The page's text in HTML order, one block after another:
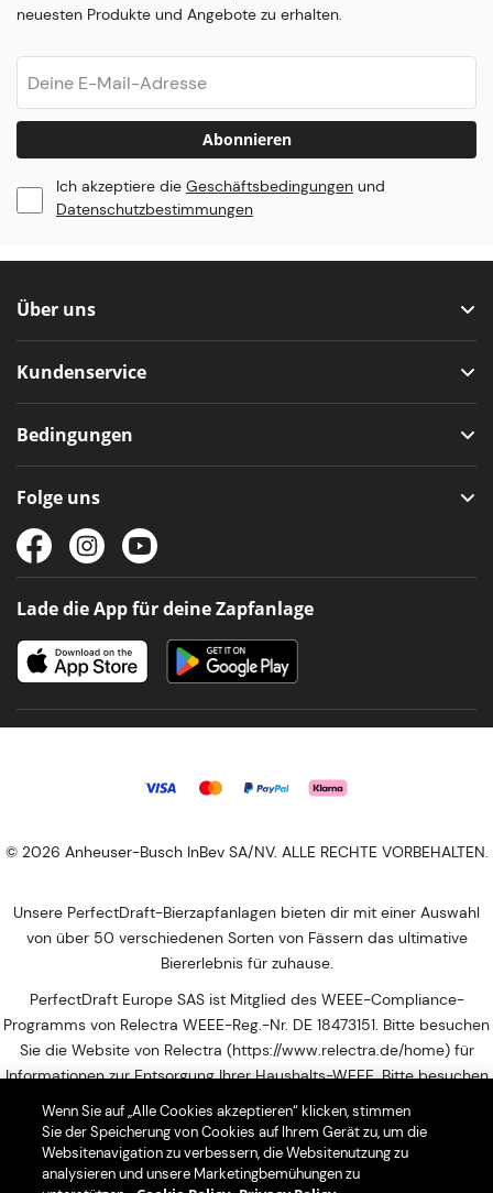
neuesten Produkte und Angebote zu erhalten.
Abonnieren
Ich akzeptiere die Geschäftsbedingungen und
Datenschutzbestimmungen
Über uns
Kundenservice
Bedingungen
Folge uns
Lade die App für deine Zapfanlage
© 2026 Anheuser-Busch InBev SA/NV. ALLE RECHTE VORBEHALTEN.
Unsere PerfectDraft-Bierzapfanlagen bieten dir mit einer Auswahl
von über 50 verschiedenen Sorten von Fässern das ultimative
Biererlebnis für zuhause.
PerfectDraft Europe SAS ist Mitglied des WEEE-Compliance-
Programms von Relectra WEEE-Reg.-Nr. DE 18473151. Bitte besuchen
Sie die Website von Relectra (https://www.relectra.de/home) für
Informationen zur Entsorgung Ihrer Haushalts-WEEE. Bitte besuchen
Sie diese Website, um die nächstgelegene Abgabestelle für Ihren
Elektroschrott zu finden: https://entsorgungsstellen.e-schrott-
entsorgen.org
Mit der Nutzung dieser Seiten erklärst Du dich mit der
Wenn Sie auf „Alle Cookies akzeptieren“ klicken, stimmen
Sie der Speicherung von Cookies auf Ihrem Gerät zu, um die
Websitenavigation zu verbessern, die Websitenutzung zu
analysieren und unsere Marketingbemühungen zu